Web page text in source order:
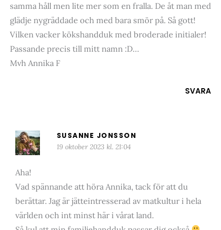
samma håll men lite mer som en fralla. De åt man med
glädje nygräddade och med bara smör på. Så gott!
Vilken vacker kökshandduk med broderade initialer!
Passande precis till mitt namn :D…
Mvh Annika F
SVARA
SUSANNE JONSSON
19 oktober 2023 kl. 21:04
Aha!
Vad spännande att höra Annika, tack för att du
berättar. Jag är jätteintresserad av matkultur i hela
världen och int minst här i vårat land.